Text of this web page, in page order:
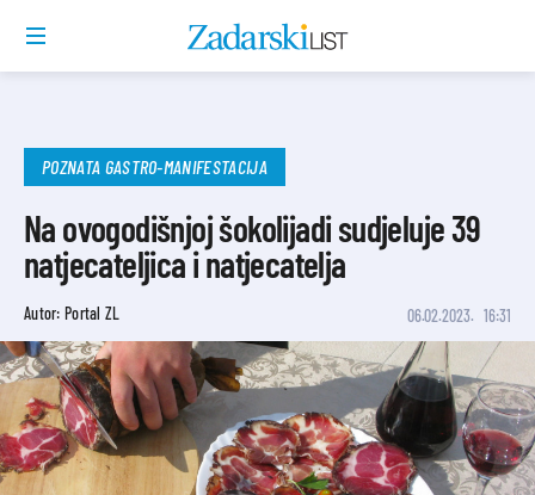
POZNATA GASTRO-MANIFESTACIJA
Na ovogodišnjoj šokolijadi sudjeluje 39
natjecateljica i natjecatelja
Autor: Portal ZL 06.02.2023. 16:31